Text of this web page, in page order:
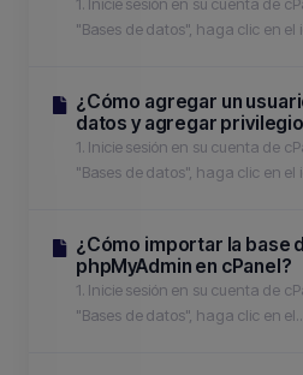
"Bases de datos", haga clic en el
¿Cómo agregar un
datos y agregar
1. Inicie sesión en su cuenta de
"Bases de datos", haga clic en el
¿Cómo importar la base
phpMyAdmin en cPanel?
1. Inicie sesión en su cuenta de
"Bases de datos", haga clic en el...